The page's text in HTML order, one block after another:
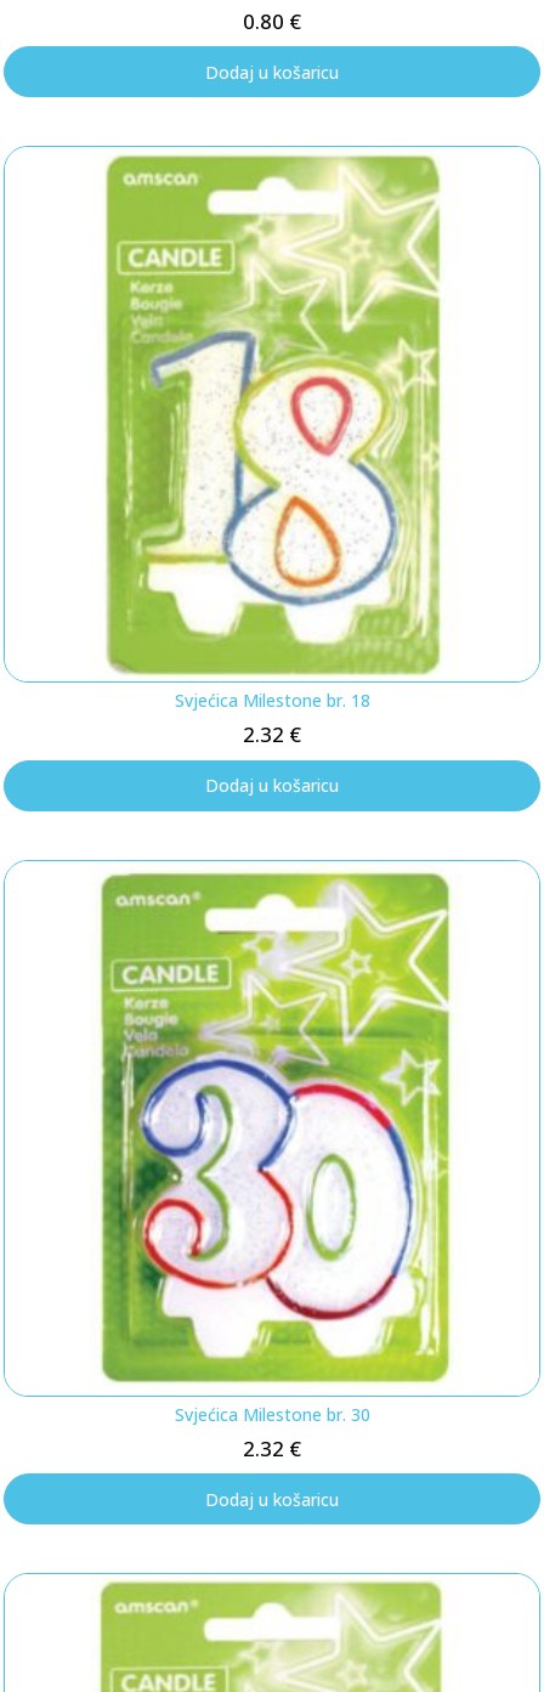
0.80 €
Dodaj u košaricu
Svjećica Milestone br. 18
2.32 €
Dodaj u košaricu
Svjećica Milestone br. 30
2.32 €
Dodaj u košaricu